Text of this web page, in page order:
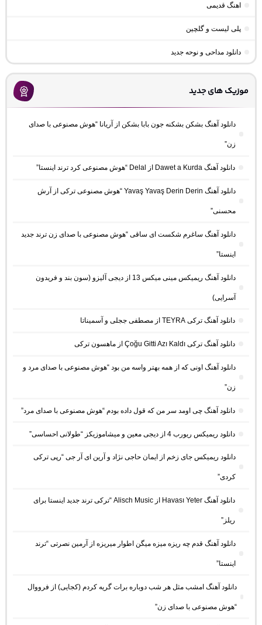
اهنگ قدیمی
پلی لیست و گلچین
دانلود مداحی و نوحه جدید
موزیک های جدید
دانلود آهنگ بشکن بشکنه جون بابا بشکن از آریانا “هوش مصنوعی با صدای
زن”
دانلود آهنگ Dawet a Kurda از Delal “هوش مصنوعی کرد ترند اینستا”
دانلود آهنگ Yavaş Yavaş Derin Derin “هوش مصنوعی ترکی از آرش
محسنی”
دانلود آهنگ ساغرم شکست ای ساقی “هوش مصنوعی با صدای زن ترند جدید
اینستا”
دانلود آهنگ ریمیکس مینی میکس 13 از دیجی آلیزو (سون بند و فریدون
آسرایی)
دانلود آهنگ ترکی TEYRA از مصطفی ججلی و آسمیناتا
دانلود آهنگ ترکی Çoğu Gitti Azı Kaldı از ماهسون ترکی
دانلود آهنگ اونی که از همه بهتر واسه من بود “هوش مصنوعی با صدای مرد و
زن”
دانلود آهنگ چی اومد سر من که قول داده بودم “هوش مصنوعی با صدای مرد”
دانلود ریمیکس ریورب 4 از دیجی معین و میشاموزیکز “طولانی احساسی”
دانلود ریمیکس جای زخم از ایمان حاجی نژاد و آرین ای آر جی “رپی ترکی
کردی”
دانلود آهنگ Havası Yeter از Alisch Music “ترکی ترند جدید اینستا برای
ریلز”
دانلود آهنگ ﻗﺪم ﭼﻪ رﻳﺰه ﻣﻴﺰه ﻣﻴﮕﻦ اﻃﻮار ﻣﻴﺮﻳﺰه از آرمین نصرتی “ترند
اینستا”
دانلود آهنگ امشب مثل هر شب دوباره برات گریه کردم (کجایی) از فرووال
“هوش مصنوعی با صدای زن”